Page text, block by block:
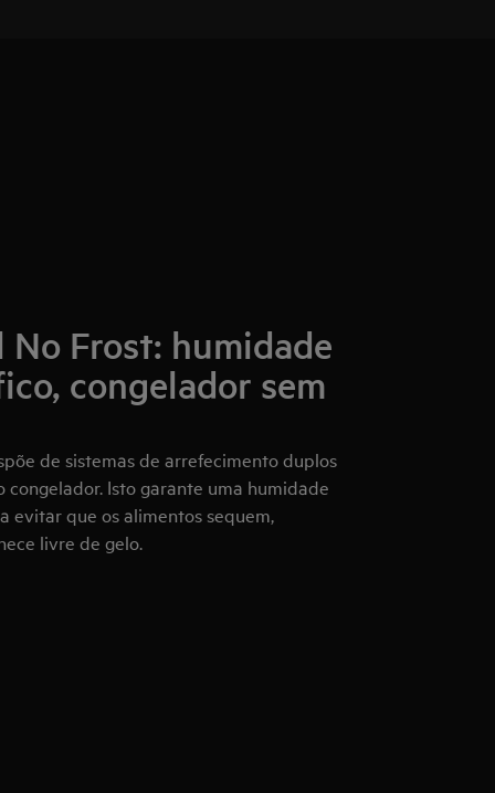
Frost: humidade
congelador sem
de sistemas de arrefecimento duplos
Isto garante uma humidade
evitar que os alimentos sequem,
livre de gelo.